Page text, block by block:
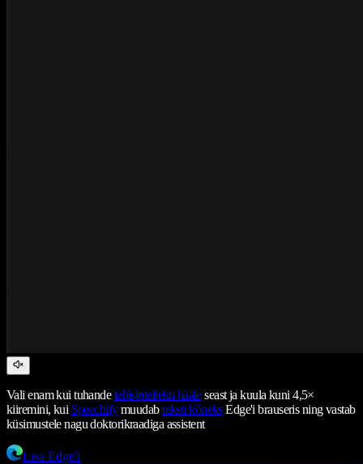
Vali enam kui tuhandetehisintellekti hääleseast ja kuula kuni 4,5×
kiiremini, kui Speechifymuudabteksti kõneksEdge'i brauseris ning vastab
küsimustele nagu doktorikraadiga assistent
Lisa Edge'i